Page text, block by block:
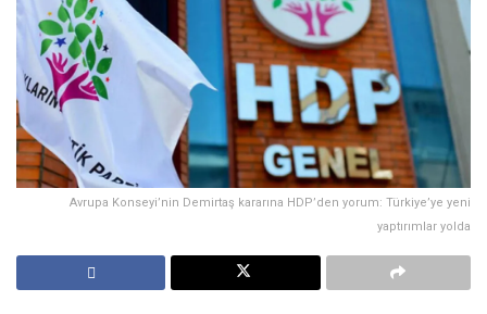
Avrupa Konseyi’nin Demirtaş kararına HDP’den yorum: Türkiye’ye yeni
yaptırımlar yolda